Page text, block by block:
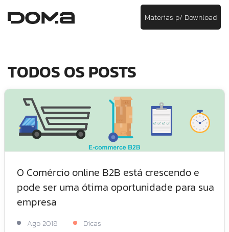
Materias p/ Download
TODOS OS POSTS
O Comércio online B2B está crescendo e
pode ser uma ótima oportunidade para sua
empresa
Ago 2018 Dicas